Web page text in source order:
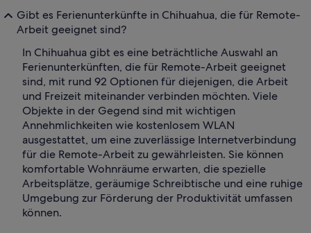
Gibt es Ferienunterkünfte in Chihuahua, die für Remote-
Arbeit geeignet sind?
In Chihuahua gibt es eine beträchtliche Auswahl an
Ferienunterkünften, die für Remote-Arbeit geeignet
sind, mit rund 92 Optionen für diejenigen, die Arbeit
und Freizeit miteinander verbinden möchten. Viele
Objekte in der Gegend sind mit wichtigen
Annehmlichkeiten wie kostenlosem WLAN
ausgestattet, um eine zuverlässige Internetverbindung
für die Remote-Arbeit zu gewährleisten. Sie können
komfortable Wohnräume erwarten, die spezielle
Arbeitsplätze, geräumige Schreibtische und eine ruhige
Umgebung zur Förderung der Produktivität umfassen
können.